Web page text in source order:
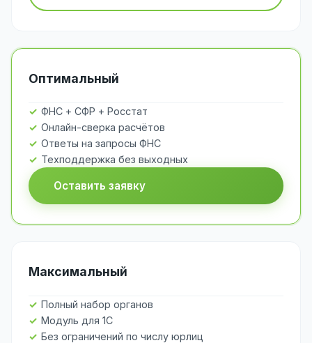
Оптимальный
ФНС + СФР + Росстат
Онлайн-сверка расчётов
Ответы на запросы ФНС
Техподдержка без выходных
Оставить заявку
Максимальный
Полный набор органов
Модуль для 1С
Без ограничений по числу юрлиц